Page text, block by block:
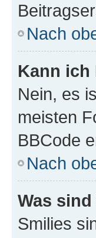
Nach
Kann ich
Nein, es
meisten
BBCode
Nach
Was
Smilies